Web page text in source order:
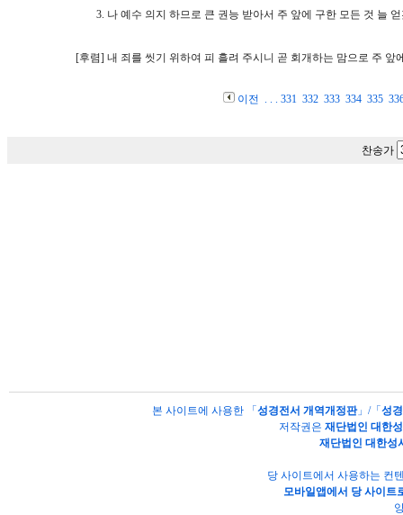
3. 나 예수 의지 하므로 큰 권능 받아서 주 앞에 구한 모든 것 늘
[후렴] 내 죄를 씻기 위하여 피 흘려 주시니 곧 회개하는 맘으로 주 앞
이전 . . . 331 332 333 334 335
찬송가
본 사이트에 사용한 「 성경전서 개역개정판」/「 성
저작권은 재단법인 대한
재단법인 대한성
당 사이트에서 사용하는 컨
모바일앱에서 당 사이트